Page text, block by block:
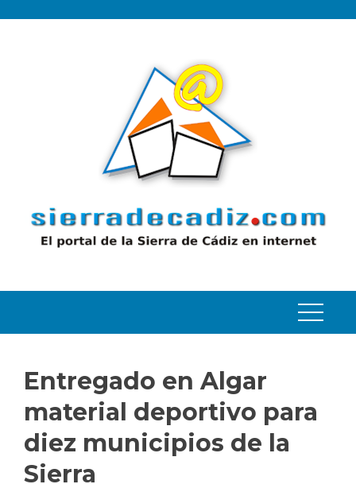
Entregado en Algar
material deportivo para
diez municipios de la
Sierra